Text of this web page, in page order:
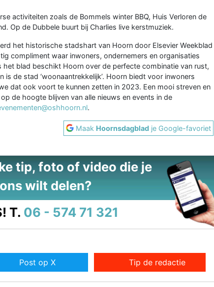
activiteiten zoals de Bommels winter BBQ, Huis Verloren de
Op de Dubbele buurt bij Charlies live kerstmuziek.
het historische stadshart van Hoorn door Elsevier Weekblad
compliment waar inwoners, ondernemers en organisaties
blad beschikt Hoorn over de perfecte combinatie van rust,
de stad ‘woonaantrekkelijk’. Hoorn biedt voor inwoners
dat ook voort te kunnen zetten in 2023. Een mooi streven en
de hoogte blijven van alle nieuws en events in de
.
Maak Hoornsdagblad je Google-favoriet
tip, foto of video die je
wilt delen?
T. 06 - 574 71 321
Post op X Tip de redactie